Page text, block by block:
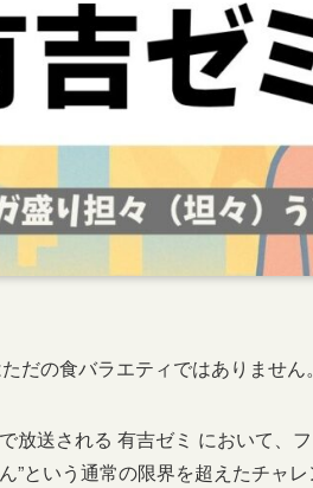
だの食バラエティではありません。
放送される 有吉ゼミ において、
”という通常の限界を超えたチャ